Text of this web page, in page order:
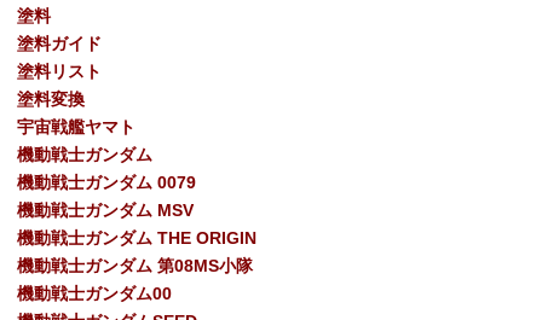
塗料
塗料ガイド
塗料リスト
塗料変換
宇宙戦艦ヤマト
機動戦士ガンダム
機動戦士ガンダム 0079
機動戦士ガンダム MSV
機動戦士ガンダム THE ORIGIN
機動戦士ガンダム 第08MS小隊
機動戦士ガンダム00